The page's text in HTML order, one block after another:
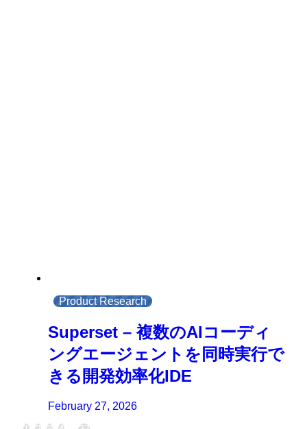
Product Research
Superset – 複数のAIコーディ
ングエージェントを同時実行で
きる開発効率化IDE
February 27, 2026